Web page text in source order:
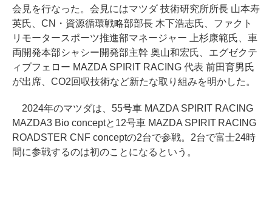
会見を行なった。会見にはマツダ 技術研究所所長 山本寿
英氏、CN・資源循環戦略部部長 木下浩志氏、ファクト
リモータースポーツ推進部マネージャー 上杉康範氏、車
両開発本部シャシー開発部主幹 奥山和宏氏、エグゼクテ
ィブフェロー MAZDA SPIRIT RACING 代表 前田育男氏
が出席、CO2回収技術など新たな取り組みを明かした。
2024年のマツダは、55号車 MAZDA SPIRIT RACING
MAZDA3 Bio conceptと12号車 MAZDA SPIRIT RACING
ROADSTER CNF conceptの2台で参戦。2台で富士24時
間に参戦するのは初のことになるという。